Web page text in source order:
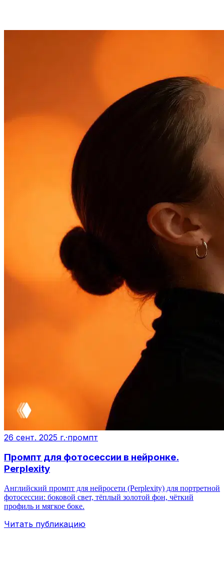
26 сент. 2025 г.·промпт
Промпт для фотосессии в нейронке.
Perplexity
Английский промпт для нейросети (Perplexity) для портретной
фотосессии: боковой свет, тёплый золотой фон, чёткий
профиль и мягкое боке.
Читать публикацию